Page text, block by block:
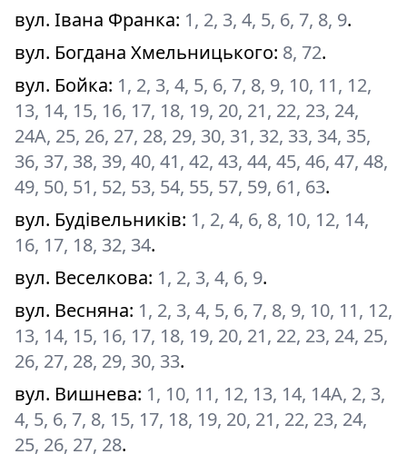
вул. Івана Франка: 1, 2, 3, 4, 5, 6, 7, 8, 9.
вул. Богдана Хмельницького: 8, 72.
вул. Бойка: 1, 2, 3, 4, 5, 6, 7, 8, 9, 10, 11, 12,
13, 14, 15, 16, 17, 18, 19, 20, 21, 22, 23, 24,
24А, 25, 26, 27, 28, 29, 30, 31, 32, 33, 34, 35,
36, 37, 38, 39, 40, 41, 42, 43, 44, 45, 46, 47, 48,
49, 50, 51, 52, 53, 54, 55, 57, 59, 61, 63.
вул. Будівельників: 1, 2, 4, 6, 8, 10, 12, 14,
16, 17, 18, 32, 34.
вул. Веселкова: 1, 2, 3, 4, 6, 9.
вул. Весняна: 1, 2, 3, 4, 5, 6, 7, 8, 9, 10, 11, 12,
13, 14, 15, 16, 17, 18, 19, 20, 21, 22, 23, 24, 25,
26, 27, 28, 29, 30, 33.
вул. Вишнева: 1, 10, 11, 12, 13, 14, 14А, 2, 3,
4, 5, 6, 7, 8, 15, 17, 18, 19, 20, 21, 22, 23, 24,
25, 26, 27, 28.